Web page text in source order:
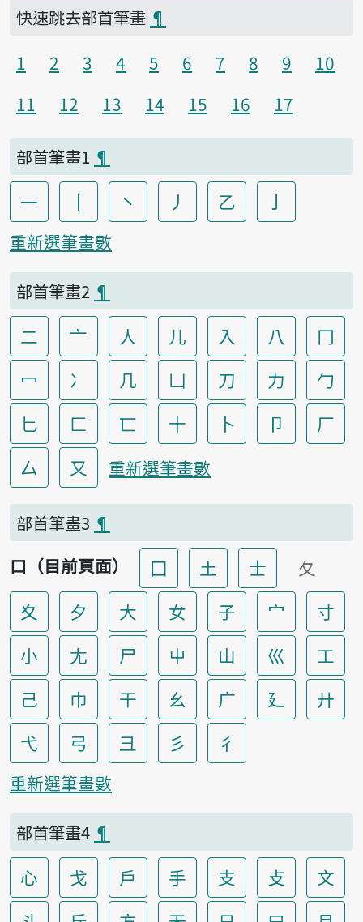
快速跳去部首筆畫 ¶
1
2 3 4 5 6 7 8 9
10
11
12 13 14 15 16 17
部首筆畫1 ¶
一 丨 丶 丿 乙 亅
重新選筆畫數
部首筆畫2 ¶
二 亠 人 儿 入 八
冂
冖
冫 几 凵 刀 力
勹
匕
匚 匸 十 卜 卩
厂
厶
又 重新選筆畫數
部首筆畫3 ¶
口（目前頁面）
囗 土 士
夂
夊
夕 大 女 子 宀
寸
小
尢 尸 屮 山 巛
工
己
巾 干 幺 广 廴
廾
弋
弓 彐 彡 彳
重新選筆畫數
部首筆畫4 ¶
心 戈 戶 手 支 攴
文